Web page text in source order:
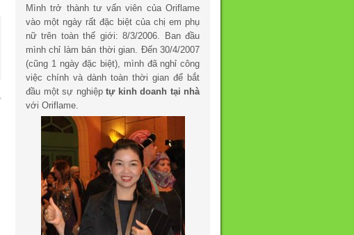
Mình trở thành tư vấn viên của Oriflame
vào một ngày rất đặc biệt của chị em phụ
nữ trên toàn thế giới: 8/3/2006. Ban đầu
mình chỉ làm bán thời gian. Đến 30/4/2007
(cũng 1 ngày đặc biệt), mình đã nghỉ công
việc chính và dành toàn thời gian để bắt
đầu một sự nghiệp tự kinh doanh tại nhà
với Oriflame.